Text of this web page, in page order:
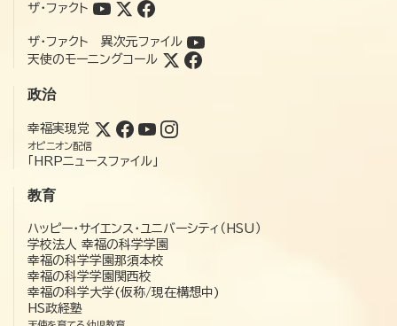
ザ・ファクト
ザ・ファクト 異次元ファイル
天使のモーニングコール
政治
幸福実現党
オピニオン配信
「HRPニュースファイル」
教育
ハッピー・サイエンス・ユニバーシティ（HSU）
学校法人 幸福の科学学園
幸福の科学学園那須本校
幸福の科学学園関西校
幸福の科学大学(仮称/現在構想中)
HS政経塾